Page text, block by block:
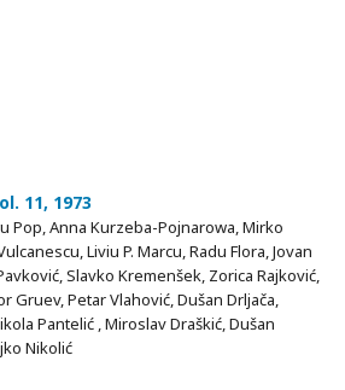
11, 1973
Pop, Anna Kurzeba-Pojnarowa, Mirko
Liviu P. Marcu, Radu Flora, Jovan
Slavko Kremenšek, Zorica Rajković,
Gruev, Petar Vlahović, Dušan Drljača,
Pantelić , Miroslav Draškić, Dušan
Nikolić